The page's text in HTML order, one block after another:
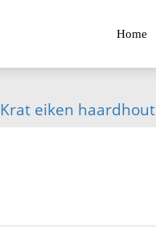
Home
Krat eiken haardhout